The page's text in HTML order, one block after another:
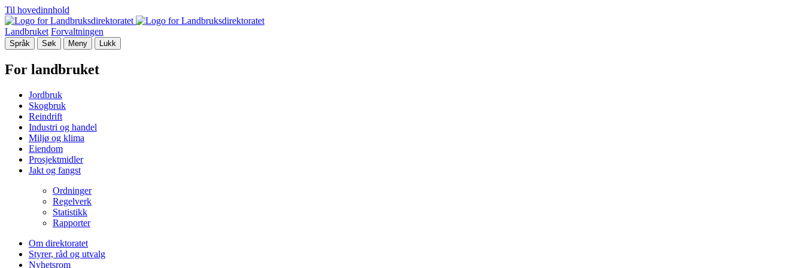
Til hovedinnhold
Landbruket Forvaltningen
Språk Søk Meny Lukk
For landbruket
Jordbruk
Skogbruk
Reindrift
Industri og handel
Miljø og klima
Eiendom
Prosjektmidler
Jakt og fangst
Ordninger
Regelverk
Statistikk
Rapporter
Om direktoratet
Styrer, råd og utvalg
Nyhetsrom